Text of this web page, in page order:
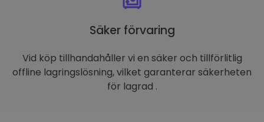
Säker förvaring
Vid köp tillhandahåller vi en säker och tillförlitlig
offline lagringslösning, vilket garanterar säkerheten
för lagrad .